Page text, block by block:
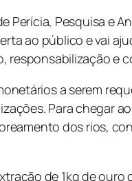
Perícia, Pesquisa e
ao público e vai
responsabilização e
a serem
Para chegar
dos rios,
de 1kg de ouro